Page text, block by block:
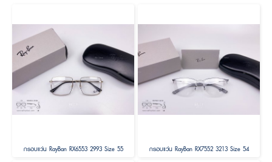
กรอบแว่น RayBan RX6553 2993 Size 55 กรอบแว่น RayBan RX7552 3213 Size 54